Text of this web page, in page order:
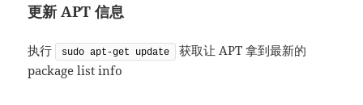
更新 APT 信息
执行 sudo apt-get update
获取让 APT 拿到最新的
package list info